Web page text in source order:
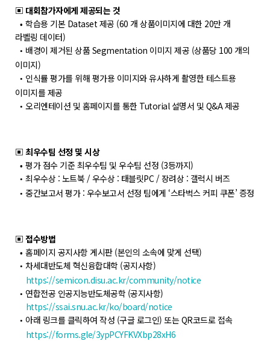
▣ 대회참가자에게 제공되는 것
• 학습용 기본 Dataset 제공 (60 개 상품이미지에 대한 20만 개
라벨링 데이터)
• 배경이 제거된 상품 Segmentation 이미지 제공 (상품당 100 개의
이미지)
• 인식률 평가를 위해 평가용 이미지와 유사하게 촬영한 테스트용
이미지를 제공
• 오리엔테이션 및 홈페이지를 통한 Tutorial 설명서 및 Q&A 제공
▣ 최우수팀 선정 및 시상
• 평가 점수 기준 최우수팀 및 우수팀 선정 (3등까지)
• 최우수상 : 노트북 / 우수상 : 태블릿PC / 장려상 : 갤럭시 버즈
• 중간보고서 평가 : 우수보고서 선정 팀에게 ‘스타벅스 커피 쿠폰’ 증정
▣ 접수방법
• 홈페이지 공지사항 게시판 (본인의 소속에 맞게 선택)
• 차세대반도체 혁신융합대학 (공지사항)
https://semicon.disu.ac.kr/community/notice
• 연합전공 인공지능반도체공학 (공지사항)
https://ssai.snu.ac.kr/ko/board/notice
• 아래 링크를 클릭하여 작성 (구글 로그인) 또는 QR코드로 접속
https://forms.gle/3ypPCYFKVXbp28xH6